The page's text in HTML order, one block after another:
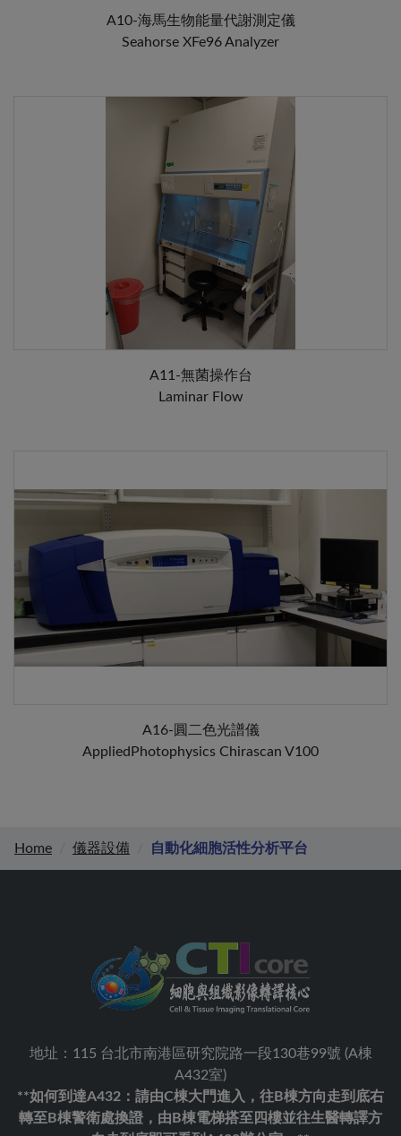
A10-海馬生物能量代謝測定儀
Seahorse XFe96 Analyzer
A11-無菌操作台
Laminar Flow
A16-圓二色光譜儀
AppliedPhotophysics Chirascan V100
Home 儀器設備 自動化細胞活性分析平台
地址：115 台北市南港區研究院路一段130巷99號 (A棟
A432室)
**如何到達A432：請由C棟大門進入，往B棟方向走到底右
轉至B棟警衛處換證，由B棟電梯搭至四樓並往生醫轉譯方